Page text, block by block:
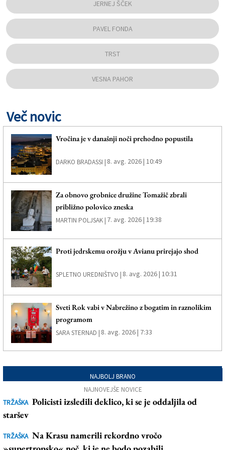
JERNEJ ŠČEK
PAVEL FONDA
TRST
VESNA PAHOR
Več novic
Vročina je v današnji noči prehodno popustila
DARKO BRADASSI | 8. avg. 2026 | 10:49
Za obnovo grobnice družine Tomažič zbrali
približno polovico zneska
MARTIN POLJSAK | 7. avg. 2026 | 19:38
Proti jedrskemu orožju v Avianu prirejajo shod
SPLETNO UREDNIŠTVO | 8. avg. 2026 | 10:31
Sveti Rok vabi v Nabrežino z bogatim in raznolikim
programom
SARA STERNAD | 8. avg. 2026 | 7:33
NAJBOLJ BRANO
NAJNOVEJŠE NOVICE
TRŽAŠKA Policisti izsledili deklico, ki se je oddaljila od
staršev
TRŽAŠKA Na Krasu namerili rekordno vročo